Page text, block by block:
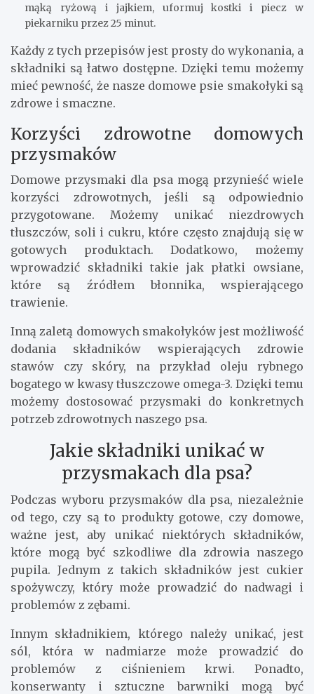
mąką ryżową i jajkiem, uformuj kostki i piecz w
piekarniku przez 25 minut.
Każdy z tych przepisów jest prosty do wykonania, a
składniki są łatwo dostępne. Dzięki temu możemy
mieć pewność, że nasze domowe psie smakołyki są
zdrowe i smaczne.
Korzyści zdrowotne domowych
przysmaków
Domowe przysmaki dla psa mogą przynieść wiele
korzyści zdrowotnych, jeśli są odpowiednio
przygotowane. Możemy unikać niezdrowych
tłuszczów, soli i cukru, które często znajdują się w
gotowych produktach. Dodatkowo, możemy
wprowadzić składniki takie jak płatki owsiane,
które są źródłem błonnika, wspierającego
trawienie.
Inną zaletą domowych smakołyków jest możliwość
dodania składników wspierających zdrowie
stawów czy skóry, na przykład oleju rybnego
bogatego w kwasy tłuszczowe omega-3. Dzięki temu
możemy dostosować przysmaki do konkretnych
potrzeb zdrowotnych naszego psa.
Jakie składniki unikać w
przysmakach dla psa?
Podczas wyboru przysmaków dla psa, niezależnie
od tego, czy są to produkty gotowe, czy domowe,
ważne jest, aby unikać niektórych składników,
które mogą być szkodliwe dla zdrowia naszego
pupila. Jednym z takich składników jest cukier
spożywczy, który może prowadzić do nadwagi i
problemów z zębami.
Innym składnikiem, którego należy unikać, jest
sól, która w nadmiarze może prowadzić do
problemów z ciśnieniem krwi. Ponadto,
konserwanty i sztuczne barwniki mogą być